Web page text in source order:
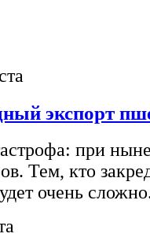
экспорт
при
Тем, кто
очень